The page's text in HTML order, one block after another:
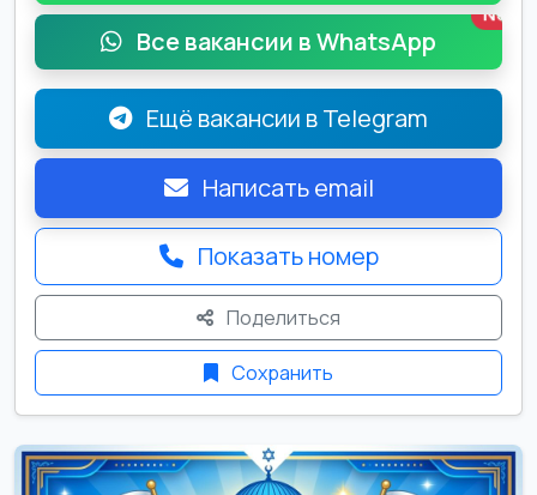
Все вакансии в WhatsApp
New
Ещё вакансии в Telegram
Написать email
Показать номер
Поделиться
Сохранить